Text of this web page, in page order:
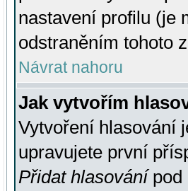
nastavení profilu (je
odstraněním tohoto
Návrat nahoru
Jak vytvořím
Vytvoření hlasování
upravujete první
Přidat hlasovánípod